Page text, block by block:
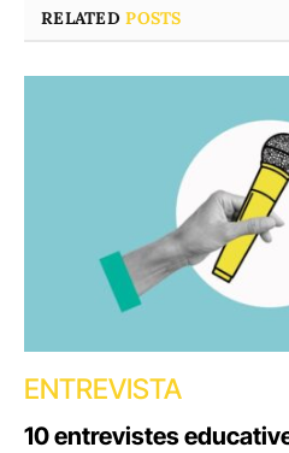
RELATEDPOSTS
ENTREVISTA
10 entrevistes